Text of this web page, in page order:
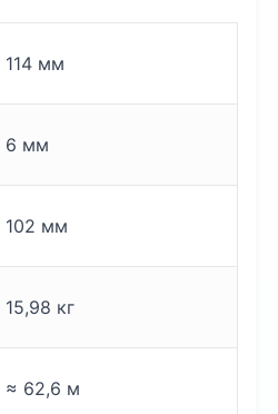
114 мм
6 мм
102 мм
15,98 кг
≈ 62,6 м